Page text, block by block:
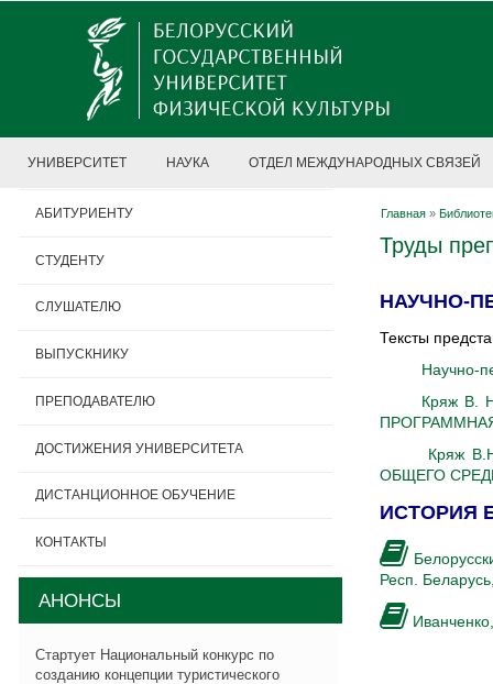
УНИВЕРСИТЕТ НАУКА ОТДЕЛ МЕЖДУНАРОДНЫХ СВЯЗЕЙ
Главная »
Труды
НАУЧНО-
Тексты
Научно-
Кряж В.
Кряж
ОБЩЕГО
ИСТОРИЯ
Респ.
АБИТУРИЕНТУ
СТУДЕНТУ
СЛУШАТЕЛЮ
ВЫПУСКНИКУ
ПРЕПОДАВАТЕЛЮ
ДОСТИЖЕНИЯ УНИВЕРСИТЕТА
ДИСТАНЦИОННОЕ ОБУЧЕНИЕ
КОНТАКТЫ
АНОНСЫ
Стартует Национальный конкурс по
созданию концепции туристического